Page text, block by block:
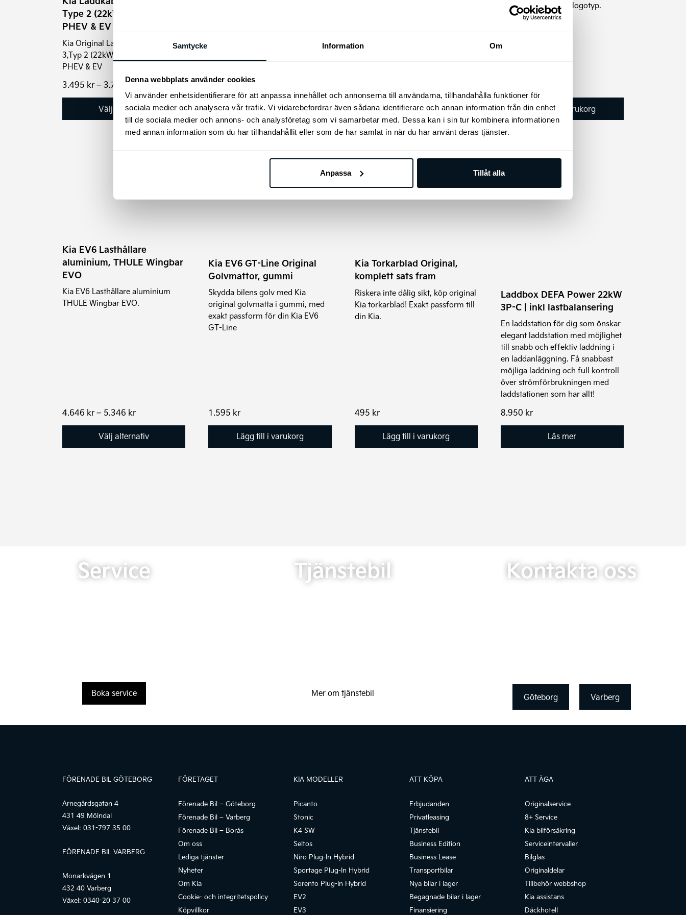
Samtycke Information Om
Denna webbplats använder cookies
Vi använder enhetsidentifierare för att anpassa innehållet och annonserna till användarna, tillhandahålla funktioner för
sociala medier och analysera vår trafik. Vi vidarebefordrar även sådana identifierare och annan information från din enhet
till de sociala medier och annons- och analysföretag som vi samarbetar med. Dessa kan i sin tur kombinera informationen
med annan information som du har tillhandahållit eller som de har samlat in när du har använt deras tjänster.
Anpassa Tillåt alla
Type 2 (22kW) för både
PHEV & EV
Kia Original Laddkabel Mode
3,Typ 2 (22kW) 3-fas för både
PHEV & EV
3.495 kr– 3.795krPrisintervall:
3.495 kr
till
3.795 kr
Välj alternativ
kan
väljas
på
produktsidan
1.995kr
Lägg till i varukorg
GT 21″ (däck+fälg+tpms)
42.900 kr
till
44.900 kr
Välj alternativ
produktsidan
Nyckelring med Kia logotyp.
Lägg till i varukorg
Kia EV6 Lasthållare
aluminium, THULE Wingbar
EVO
Kia EV6 Lasthållare aluminium
THULE Wingbar EVO.
4.646 kr– 5.346 krPrisintervall:
till
5.346 kr
Välj alternativ
olika
alternativen
kan
väljas
på
Kia EV6 GT-Line Original
Golvmattor, gummi
Skydda bilens golv med Kia
original golvmatta i gummi, med
exakt passform för din Kia EV6
GT-Line
1.595 kr
Lägg till i varukorg
Kia Torkarblad Original,
komplett sats fram
Riskera inte dålig sikt, köp original
Kia torkarblad! Exakt passform till
din Kia.
495 kr
Lägg till i varukorg
Laddbox DEFA Power 22kW
3P-C | inkl lastbalansering
En laddstation för dig som önskar
elegant laddstation med möjlighet
till snabb och effektiv laddning i
en laddanläggning. Få snabbast
möjliga laddning och full kontroll
över strömförbrukningen med
laddstationen som har allt!
8.950 kr
Läs mer
Service
Boka service
Tjänstebil
Mer om tjänstebil
Kontakta oss
Göteborg Varberg
FÖRENADE BIL GÖTEBORG
Arnegårdsgatan 4
431 49 Mölndal
Växel: 031-797 35 00
FÖRENADE BIL VARBERG
Monarkvägen 1
432 40 Varberg
Växel: 0340-20 37 00
FÖRETAGET
Förenade Bil – Göteborg
Förenade Bil – Varberg
Förenade Bil – Borås
Om oss
Lediga tjänster
Nyheter
Om Kia
Cookie- och integritetspolicy
Köpvillkor
KIA MODELLER
Picanto
Stonic
K4 SW
Seltos
Niro Plug-In Hybrid
Sportage Plug-In Hybrid
Sorento Plug-In Hybrid
EV2
EV3
ATT KÖPA
Erbjudanden
Privatleasing
Tjänstebil
Business Edition
Business Lease
Transportbilar
Nya bilar i lager
Begagnade bilar i lager
Finansiering
ATT ÄGA
Originalservice
8+ Service
Kia bilförsäkring
Serviceintervaller
Bilglas
Originaldelar
Tillbehör webbshop
Kia assistans
Däckhotell